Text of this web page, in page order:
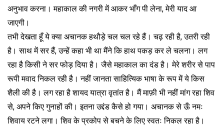
अनुभाव करना। महाकाल की नगरी में आकर भाँग पी लेना, मेरी याद आ
जाएगी।
तभी देखता हूँ ये क्या अचानक हथौड़े चल चल रहे हैं। चढ़ रही है, उतरी रही
है। साथ में सर हैं, उन्हें कहा भी था मैंने कि हाथ पकड़ कर ले चलना। लग
रहा है किसी ने सर फोड़ दिया है। जैसे महाकाल का दंड है। मेरे शरीर से पाप
रूपी मवाद निकल रही है। नहीं जानता साहित्यिक भाषा के रूप में ये किस
शैली की है। लग रहा है शायद यात्रा वृतांत है। मैं माफ़ी भी नहीं मांग रहा शिव
से, अपने किए गुनाहों की। इतना उद्दंड कैसे हो गया। अचानक से ऊँ नमः
शिवाय रटने लगा। शिव के प्रकोप से बचने के लिए स्वतः निकल रहा है।